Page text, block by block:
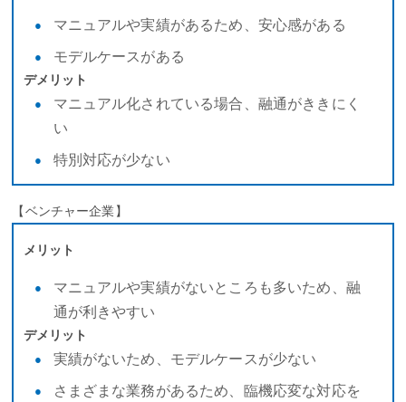
マニュアルや実績があるため、安心感がある
モデルケースがある
デメリット
マニュアル化されている場合、融通がききにく
い
特別対応が少ない
【ベンチャー企業】
メリット
マニュアルや実績がないところも多いため、融
通が利きやすい
デメリット
実績がないため、モデルケースが少ない
さまざまな業務があるため、臨機応変な対応を